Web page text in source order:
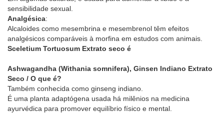
sensibilidade sexual.
Analgésica:
Alcaloides como mesembrina e mesembrenol têm efeitos
analgésicos comparáveis à morfina em estudos com animais.
Sceletium Tortuosum Extrato seco é
Ashwagandha (Withania somnifera), Ginsen Indiano Extrato
Seco / O que é?
Também conhecida como ginseng indiano.
É uma planta adaptógena usada há milênios na medicina
ayurvédica para promover equilíbrio físico e mental.